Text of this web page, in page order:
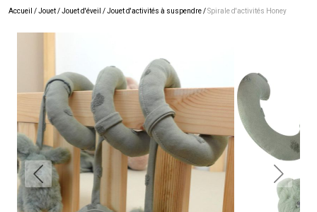
Accueil /Jouet/Jouet d'éveil /Jouet d'activités à suspendre/Spirale d'activités Honey